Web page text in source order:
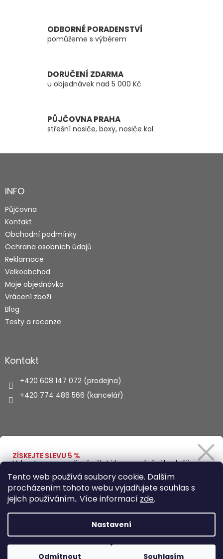
Tento web používá soubory cookie. Dalším
procházením tohoto webu vyjadřujete souhlas s
jejich používáním.. Více informací zde.
Nastavení
Odmítnout Souhlasím
ODBORNÉ PORADENSTVÍ
pomůžeme s výběrem
DORUČENÍ ZDARMA
u objednávek nad 5 000 Kč
PŮJČOVNA PRAHA
střešní nosiče, boxy, nosiče kol
Z
aINFO
Půjčovna
Kontakt
Obchodní podmínky
Ochrana osobních údajů
Reklamace
Velkoobchod
Moje objednávka
Vrácení zboží
Blog
Testy a recenze
Kontakt
+420 608 147 072 (prodejna)
+420 774 486 566 (kancelář)
HLEDAT
Copyright 2026Autohaus.cz. Všechna práva vyhrazena.
ZÍSKEJTE SLEVU 5 %
Vybavte se na rodinný výlet i kempování výhodněji.
Zadejte svůj e-mail a obratem Vám pošleme
slevový kód.
Zásady zpracování osobních údajů